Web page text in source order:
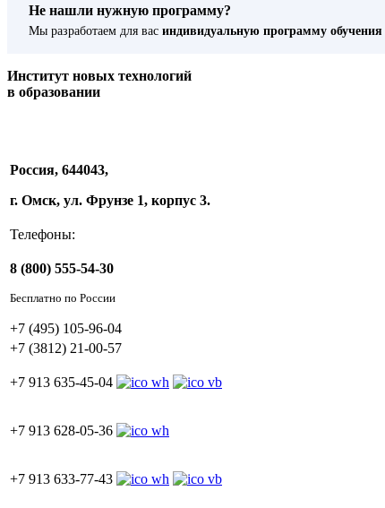
Не нашли нужную программу?
Мы разработаем для вас индивидуальную программу обучения
Институт новых технологий
в образовании
Россия, 644043,
г. Омск, ул. Фрунзе 1, корпус 3.
Телефоны:
8 (800) 555-54-30
Бесплатно по России
+7 (495) 105-96-04
+7 (3812) 21-00-57
+7 913 635-45-04
+7 913 628-05-36
+7 913 633-77-43